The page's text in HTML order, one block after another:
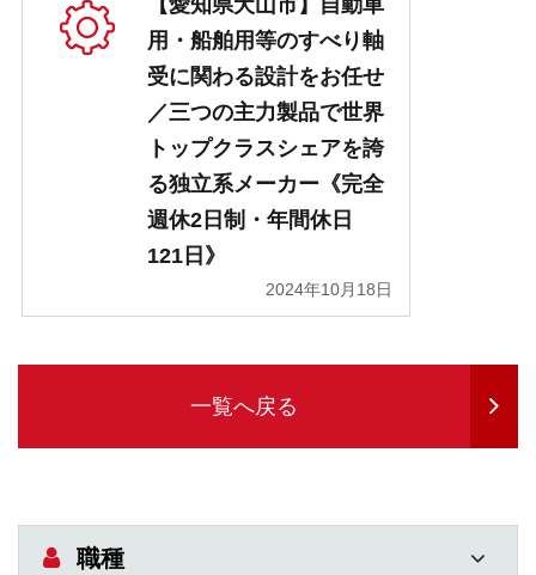
【愛知県犬山市】自動車
用・船舶用等のすべり軸
受に関わる設計をお任せ
／三つの主力製品で世界
トップクラスシェアを誇
る独立系メーカー《完全
週休2日制・年間休日
121日》
2024年10月18日
一覧へ戻る
職種